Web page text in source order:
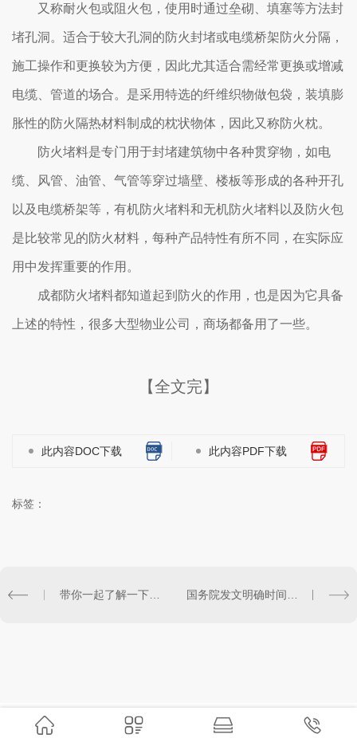
又称耐火包或阻火包，使用时通过垒砌、填塞等方法封
堵孔洞。适合于较大孔洞的防火封堵或电缆桥架防火分隔，
施工操作和更换较为方便，因此尤其适合需经常更换或增减
电缆、管道的场合。是采用特选的纤维织物做包袋，装填膨
胀性的防火隔热材料制成的枕状物体，因此又称防火枕。
防火堵料是专门用于封堵建筑物中各种贯穿物，如电
缆、风管、油管、气管等穿过墙壁、楼板等形成的各种开孔
以及电缆桥架等，有机防火堵料和无机防火堵料以及防火包
是比较常见的防火材料，每种产品特性有所不同，在实际应
用中发挥重要的作用。
成都防火堵料都知道起到防火的作用，也是因为它具备
上述的特性，很多大型物业公司，商场都备用了一些。
【全文完】
此内容DOC下载 此内容PDF下载
标签：